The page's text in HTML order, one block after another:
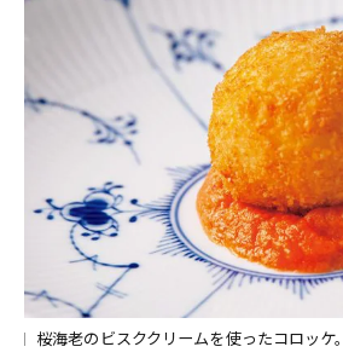
桜海老のビスククリームを使ったコロッケ。